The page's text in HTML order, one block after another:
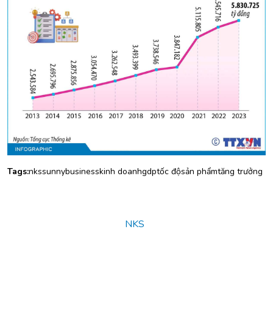
Tags:nkssunnybusinesskinh doanhgdptốc độsản phẩmtăng trưởng
NKS